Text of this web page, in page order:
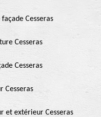
Cesseras
Cesseras
Cesseras
Cesseras
et extérieur Cesseras